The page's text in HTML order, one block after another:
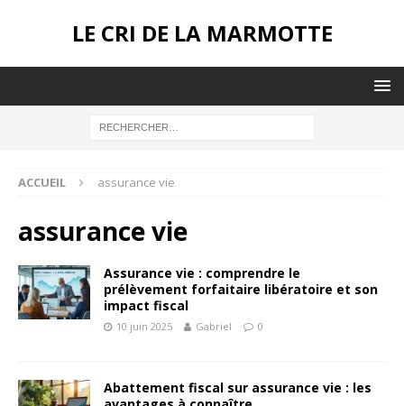
LE CRI DE LA MARMOTTE
ACCUEIL assurance vie
assurance vie
Assurance vie : comprendre le
prélèvement forfaitaire libératoire et son
impact fiscal
10 juin 2025 Gabriel 0
Abattement fiscal sur assurance vie : les